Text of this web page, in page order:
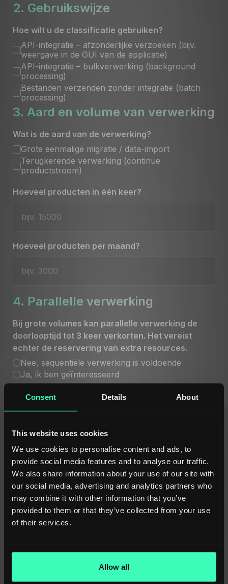
Consent Details About
This website uses cookies
We use cookies to personalise content and ads, to
provide social media features and to analyse our traffic.
We also share information about your use of our site with
our social media, advertising and analytics partners who
may combine it with other information that you’ve
provided to them or that they’ve collected from your use
of their services.
Allow all
2. Gebruikswijze
Hoe wilt u de classificatie gebruiken?
API-integratie – afzonderlijke verzoeken (bijv.
weergave in de GUI van de applicatie)
API-integratie – bulkverwerking (background
processing)
Bestanden verzenden zonder integratie (batch
processing)
3. Aard en volume van verwerking
Wat is de aard van de verwerking?
Grote eenmalige migratie / data-import
Terugkerende verwerking (continue
productstroom)
Hoeveel producten in één keer?
Hoeveel producten per maand?
4. Parallelle verwerking
Bij grote volumes kan parallelle verwerking de
doorlooptijd tot 3 keer verkorten. Het vereist
echter de reservering van extra resources.
Nee, sequentiële verwerking is voldoende
Ja, ik ben geïnteresseerd
Kent u de categorie / klasse van het product
attributen?
Ja – ik ken altijd de categorie / klasse van het
product
Nee – ik heb aanvullende categorieherkenning
nodig
6. Bron van productinformatie
In welke vorm zijn de productgegevens
specificaties
PDF-bestanden – aanvullende dienst voor